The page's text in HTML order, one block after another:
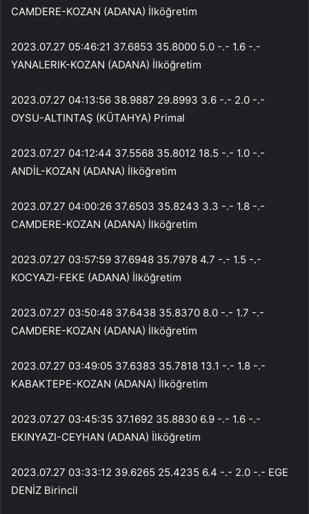
CAMDERE-KOZAN (ADANA) İlköğretim
2023.07.27 05:46:21 37.6853 35.8000 5.0 -.- 1.6 -.-
YANALERIK-KOZAN (ADANA) İlköğretim
2023.07.27 04:13:56 38.9887 29.8993 3.6 -.- 2.0 -.-
OYSU-ALTINTAŞ (KÜTAHYA) Primal
2023.07.27 04:12:44 37.5568 35.8012 18.5 -.- 1.0 -.-
ANDİL-KOZAN (ADANA) İlköğretim
2023.07.27 04:00:26 37.6503 35.8243 3.3 -.- 1.8 -.-
CAMDERE-KOZAN (ADANA) İlköğretim
2023.07.27 03:57:59 37.6948 35.7978 4.7 -.- 1.5 -.-
KOCYAZI-FEKE (ADANA) İlköğretim
2023.07.27 03:50:48 37.6438 35.8370 8.0 -.- 1.7 -.-
CAMDERE-KOZAN (ADANA) İlköğretim
2023.07.27 03:49:05 37.6383 35.7818 13.1 -.- 1.8 -.-
KABAKTEPE-KOZAN (ADANA) İlköğretim
2023.07.27 03:45:35 37.1692 35.8830 6.9 -.- 1.6 -.-
EKINYAZI-CEYHAN (ADANA) İlköğretim
2023.07.27 03:33:12 39.6265 25.4235 6.4 -.- 2.0 -.- EGE
DENİZ Birincil